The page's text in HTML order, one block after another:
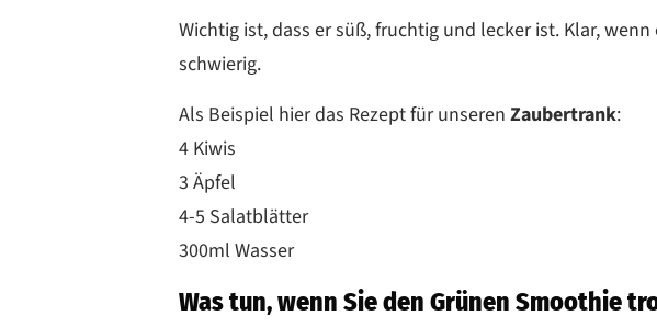
Wichtig ist, dass er süß, fruchtig und lecker ist. Klar,
schwierig.
Als Beispiel hier das Rezept für unseren Zaubertrank:
4 Kiwis
3 Äpfel
4-5 Salatblätter
300ml Wasser
Was tun, wenn Sie den Grünen Smoothie